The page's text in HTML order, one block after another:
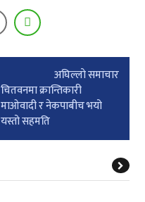
अघिल्लाे समाचार
चितवनमा क्रान्तिकारी
माओवादी र नेकपाबीच भयो
यस्तो सहमति